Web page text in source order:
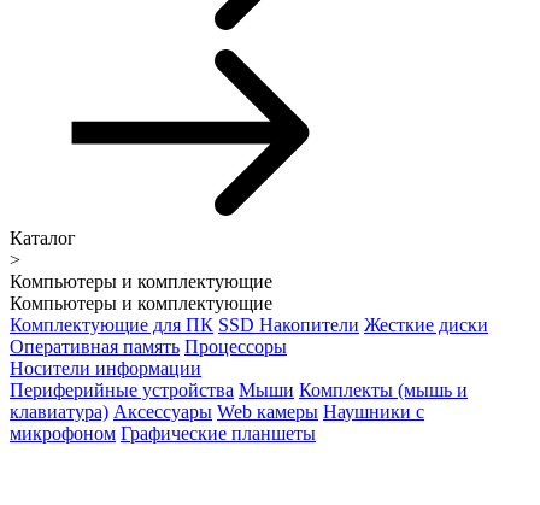
Каталог
>
Компьютеры и комплектующие
Компьютеры и комплектующие
Комплектующие для ПК SSD Накопители Жесткие диски
Оперативная память Процессоры
Носители информации
Периферийные устройства Мыши Комплекты (мышь и
клавиатура) Аксессуары Web камеры Наушники с
микрофоном Графические планшеты